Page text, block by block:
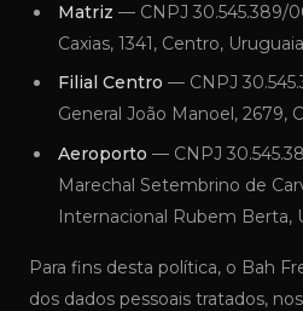
Matriz — CNPJ 30.545.389/
Caxias, 1341, Centro,
Filial Centro — CNPJ
General João Manoel, 2679,
Aeroporto — CNPJ
Marechal Setembrino de
Internacional Rubem Berta,
Para fins desta política, o Bah
dos dados pessoais tratados,